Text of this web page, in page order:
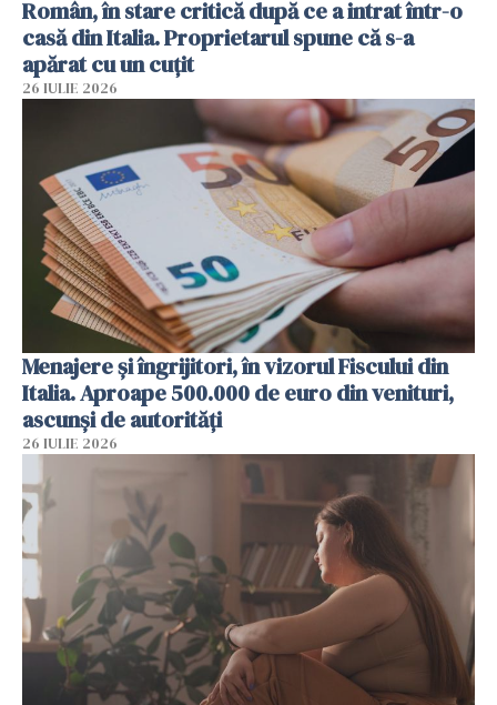
Român, în stare critică după ce a intrat într-o
casă din Italia. Proprietarul spune că s-a
apărat cu un cuțit
26 IULIE 2026
Menajere și îngrijitori, în vizorul Fiscului din
Italia. Aproape 500.000 de euro din venituri,
ascunși de autorități
26 IULIE 2026